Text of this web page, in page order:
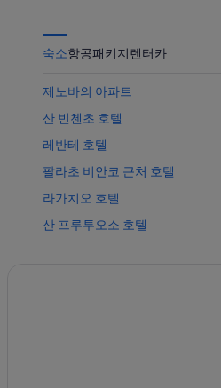
숙소항공패키지렌터카
제노바의 아파트
산 빈첸초 호텔
레반테 호텔
팔라초 비안코 근처 호텔
라가치오 호텔
산 프루투오소 호텔